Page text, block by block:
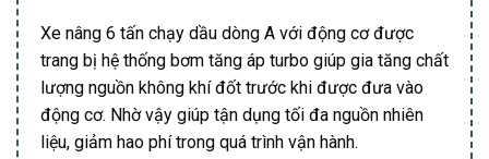
Xe nâng 6 tấn chạy dầu dòng A với động cơ được
trang bị hệ thống bơm tăng áp turbo giúp gia tăng chất
lượng nguồn không khí đốt trước khi được đưa vào
động cơ. Nhờ vậy giúp tận dụng tối đa nguồn nhiên
liệu, giảm hao phí trong quá trình vận hành.